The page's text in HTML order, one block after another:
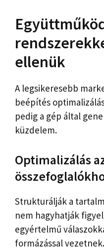
ellenük
A legsikeresebb
beépítés
pedig a gép által
küzdelem.
Optimalizálás
Strukturálják a
nem hagyhatják
egyértelmű
formázással vezetnek.